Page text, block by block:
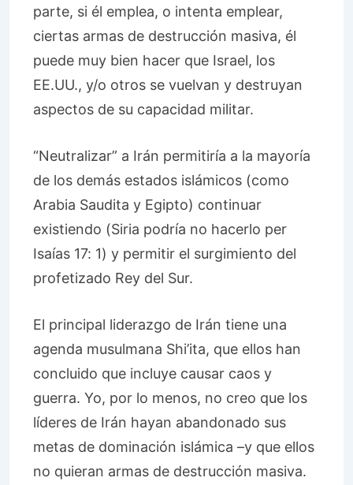
parte, si él emplea, o intenta emplear,
ciertas armas de destrucción masiva, él
puede muy bien hacer que Israel, los
EE.UU., y/o otros se vuelvan y destruyan
aspectos de su capacidad militar.
“Neutralizar” a Irán permitiría a la mayoría
de los demás estados islámicos (como
Arabia Saudita y Egipto) continuar
existiendo (Siria podría no hacerlo per
Isaías 17: 1) y permitir el surgimiento del
profetizado Rey del Sur.
El principal liderazgo de Irán tiene una
agenda musulmana Shi’ita, que ellos han
concluido que incluye causar caos y
guerra. Yo, por lo menos, no creo que los
líderes de Irán hayan abandonado sus
metas de dominación islámica –y que ellos
no quieran armas de destrucción masiva.